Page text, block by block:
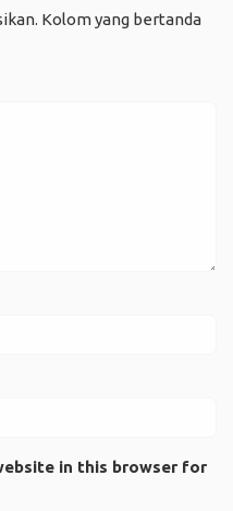
Kolom yang bertanda
in this browser for